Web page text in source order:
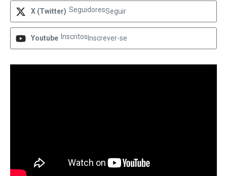
X (Twitter) SeguidoresSeguir
Youtube Inscritos Inscrever-se